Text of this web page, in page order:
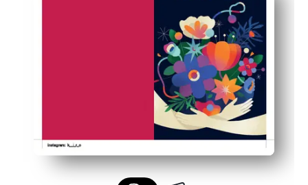
Design artistique qui apparaît : votre note a l'air
Polyvalent à la maison ou à l'école : convient aux